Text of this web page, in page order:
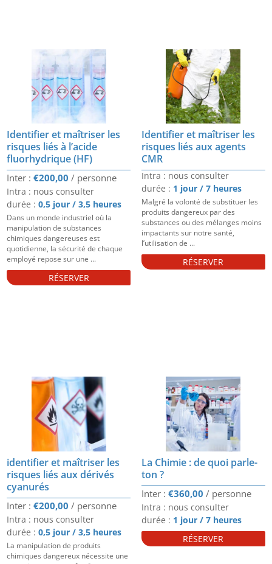
Identifier et maîtriser les
risques liés à l’acide
fluorhydrique (HF)
€200,00
Intra : nous consulter
durée :0,5 jour / 3,5 heures
Dans un monde industriel où la
manipulation de substances
chimiques dangereuses est
quotidienne, la sécurité de chaque
employé repose sur une ...
RÉSERVER
Identifier et maîtriser les
risques liés aux agents
CMR
Intra : nous consulter
durée : 1 jour / 7 heures
Malgré la volonté de substituer les
produits dangereux par des
substances ou des mélanges moins
impactants sur notre santé,
l’utilisation de ...
RÉSERVER
identifier et maîtriser les
risques liés aux dérivés
cyanurés
€200,00
Intra : nous consulter
durée :0,5 jour / 3,5 heures
La manipulation de produits
chimiques dangereux nécessite une
La Chimie : de quoi parle-
ton ?
€360,00
Intra : nous consulter
durée : 1 jour / 7 heures
RÉSERVER